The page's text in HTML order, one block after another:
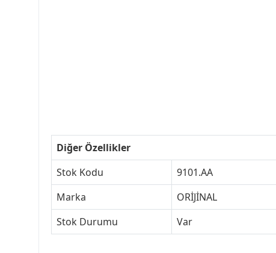
Diğer Özellikler
Stok Kodu
9101.AA
Marka
ORİJİNAL
Stok Durumu
Var